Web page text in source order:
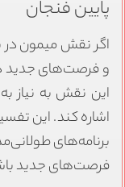
پایین فنجان
اگر نقش میمون در
و فرصت‌های جدید
این نقش به نیاز
اشاره کند. این
برنامه‌های
فرصت‌های جدید